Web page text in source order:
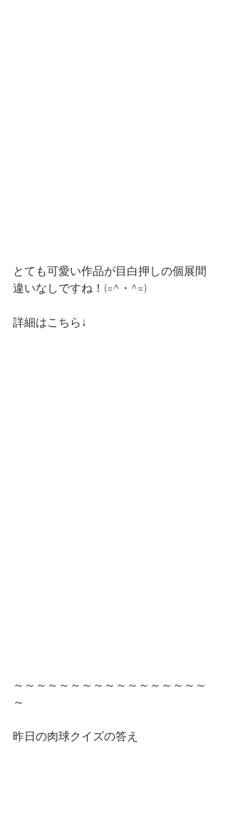
とても可愛い作品が目白押しの個展間
違いなしですね！(=^・^=)
詳細はこちら↓
～～～～～～～～～～～～～～～～～
～
昨日の肉球クイズの答え